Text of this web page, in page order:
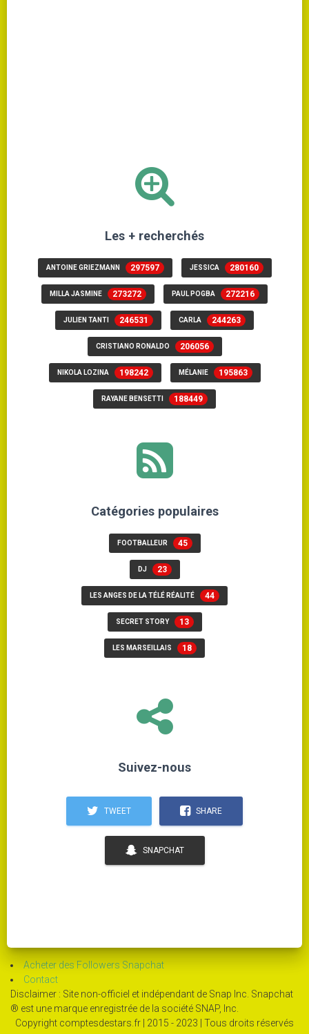
Les + recherchés
ANTOINE GRIEZMANN 297597 JESSICA 280160
MILLA JASMINE 273272 PAUL POGBA 272216
JULIEN TANTI 246531 CARLA 244263
CRISTIANO RONALDO 206056
NIKOLA LOZINA 198242 MÉLANIE 195863
RAYANE BENSETTI 188449
Catégories populaires
FOOTBALLEUR 45
DJ 23
LES ANGES DE LA TÉLÉ RÉALITÉ 44
SECRET STORY 13
LES MARSEILLAIS 18
Suivez-nous
TWEET SHARE
SNAPCHAT
Acheter des Followers Snapchat
Contact
Disclaimer : Site non-officiel et indépendant de Snap Inc. Snapchat
® est une marque enregistrée de la société SNAP, Inc.
Copyright comptesdestars.fr | 2015 - 2023 | Tous droits réservés